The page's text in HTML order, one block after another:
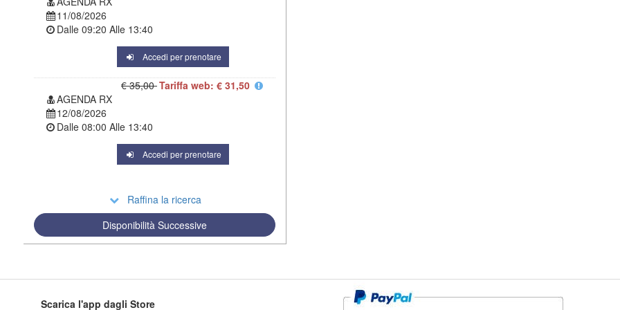
11/08/2026
Dalle 09:20 Alle 13:40
Accedi per prenotare
€ 35,00Tariffa web: € 31,50
AGENDA RX
12/08/2026
Dalle 08:00 Alle 13:40
Accedi per prenotare
Raffina la ricerca
Disponibilità Successive
Scarica l'app dagli Store